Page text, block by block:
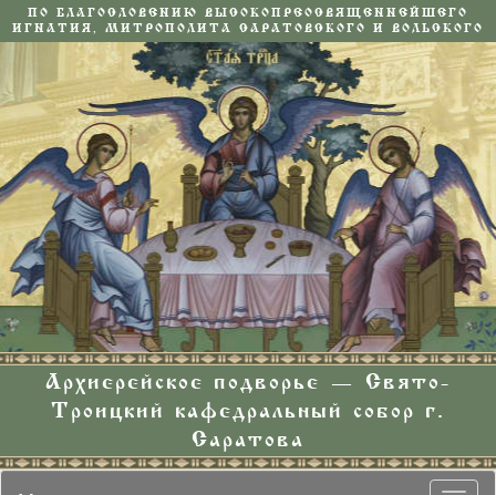
ПО БЛАГОСЛОВЕНИЮ ВЫСОКОПРЕОСВЯЩЕННЕЙШЕГО
ИГНАТИЯ, МИТРОПОЛИТА САРАТОВСКОГО И ВОЛЬСКОГО
Архиерейское подворье — Свято-
Троицкий кафедральный собор г.
Саратова